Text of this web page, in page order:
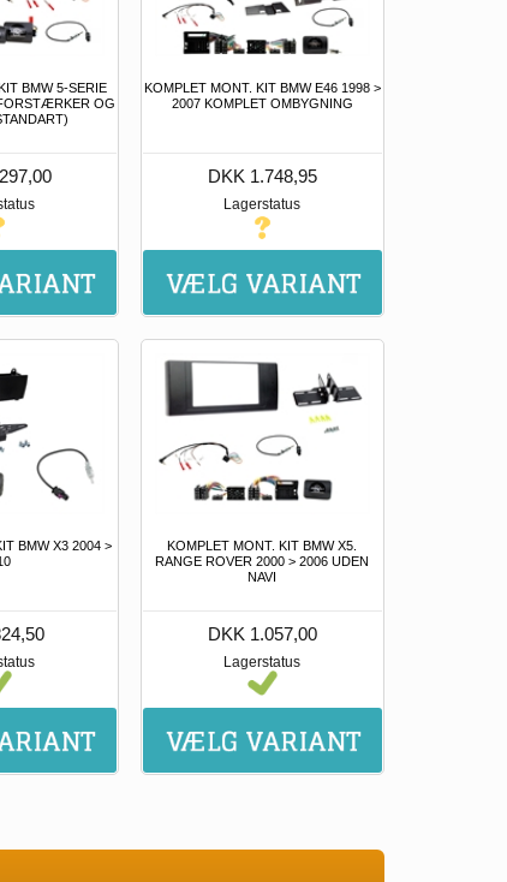
BMW 5-SERIE
OG
KOMPLET MONT. KIT BMW E46 1998 >
2007 KOMPLET OMBYGNING
DKK 1.748,95
Lagerstatus
BMW X3 2004 >
KOMPLET MONT. KIT BMW X5.
RANGE ROVER 2000 > 2006 UDEN
NAVI
DKK 1.057,00
Lagerstatus